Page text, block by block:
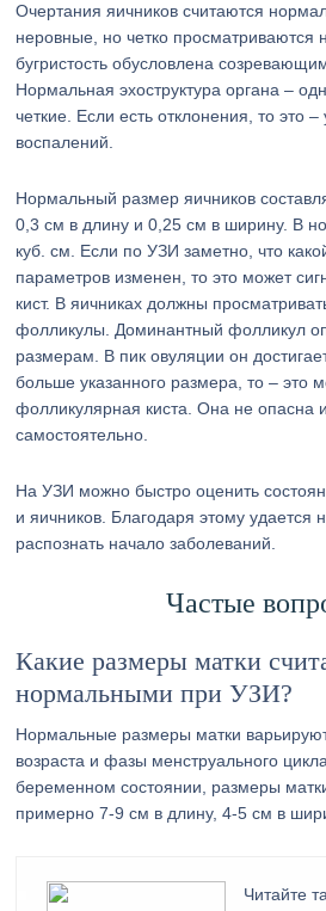
Очертания яичников считаются
неровные, но четко просматриваются
бугристость обусловлена
Нормальная эхоструктура органа –
четкие. Если есть отклонения, то это
воспалений.
Нормальный размер яичников
0,3 см в длину и 0,25 см в ширину. В
куб. см. Если по УЗИ заметно, что
параметров изменен, то это может
кист. В яичниках должны
фолликулы. Доминантный фолликул
размерам. В пик овуляции он
больше указанного размера, то – это
фолликулярная киста. Она не опасна
самостоятельно.
На УЗИ можно быстро оценить
и яичников. Благодаря этому удается
распознать начало заболеваний.
Частые
Какие размеры матки
нормальными при УЗИ?
Нормальные размеры матки
возраста и фазы менструального
беременном состоянии, размеры
примерно 7-9 см в длину, 4-5 см в
Читайте